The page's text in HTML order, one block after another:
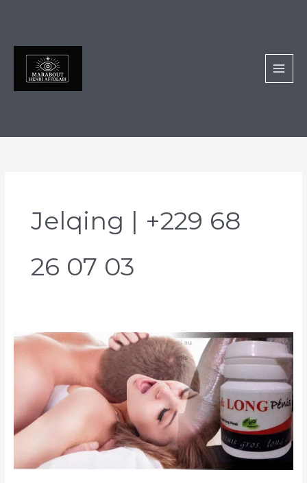
Jelqing | +229 68
26 07 03